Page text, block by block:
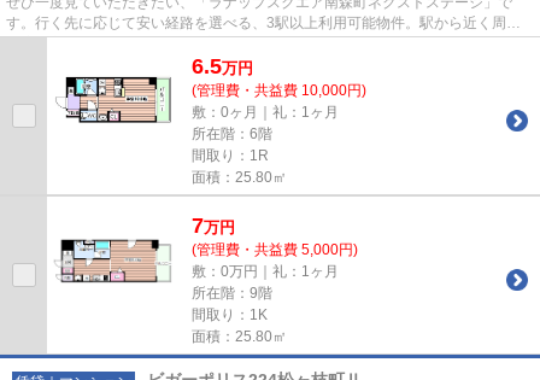
す。行く先に応じて安い経路を選べる、3駅以上利用可能物件。駅から近く周辺
6.5万円
(管理費・共益費 10,000円)
敷：0ヶ月｜礼：1ヶ月
所在階：6階
間取り：1R
面積：25.80㎡
7万円
(管理費・共益費 5,000円)
敷：0万円｜礼：1ヶ月
所在階：9階
間取り：1K
面積：25.80㎡